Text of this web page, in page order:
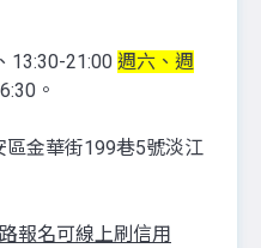
13:30-21:00 週六、週
。
區金華街199巷5號淡江
報名可線上刷信用